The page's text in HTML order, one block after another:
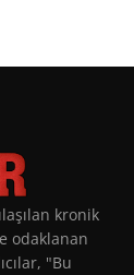
kronik
odaklanan
"Bu